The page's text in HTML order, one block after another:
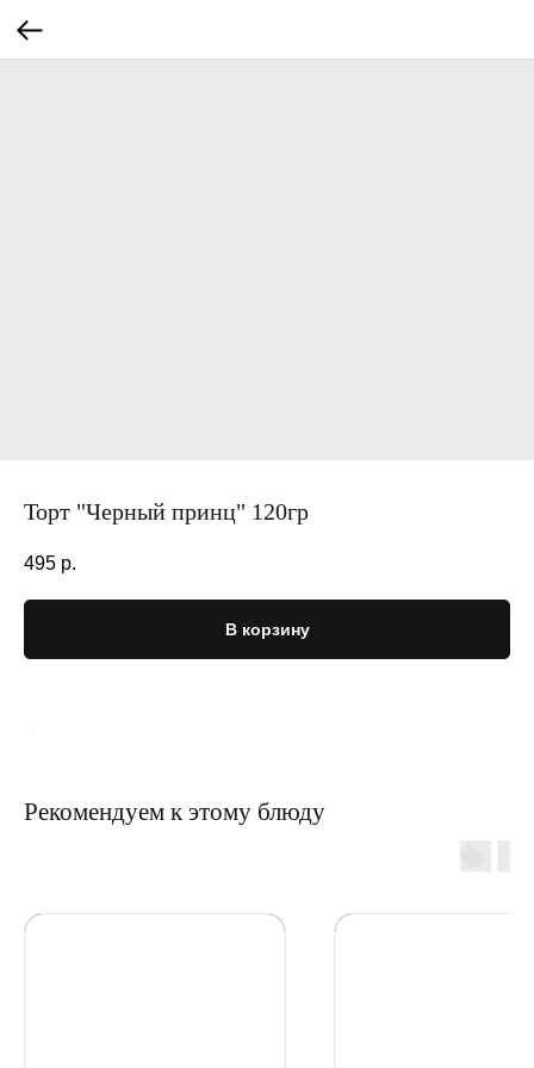
Торт "Черный принц" 120гр
495 р.
В корзину
Рекомендуем к этому блюду